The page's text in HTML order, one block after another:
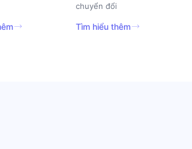
chuyển đổi
Tìm hiểu thêm